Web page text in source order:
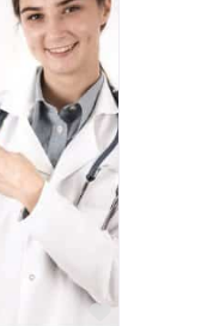
Favorito